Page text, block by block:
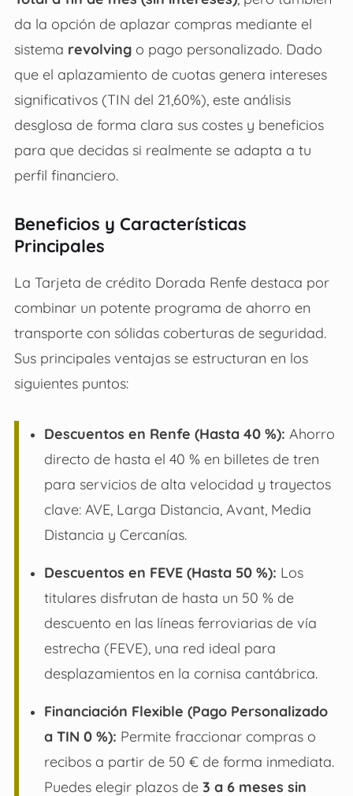
da la opción de aplazar compras mediante el
sistema revolvingo pago personalizado. Dado
que el aplazamiento de cuotas genera intereses
significativos (TIN del 21,60%), este análisis
desglosa de forma clara sus costes y beneficios
para que decidas si realmente se adapta a tu
perfil financiero.
Beneficios y Características
Principales
La Tarjeta de crédito Dorada Renfe destaca por
combinar un potente programa de ahorro en
transporte con sólidas coberturas de seguridad.
Sus principales ventajas se estructuran en los
siguientes puntos:
Descuentos en Renfe (Hasta 40 %): Ahorro
directo de hasta el 40 % en billetes de tren
para servicios de alta velocidad y trayectos
clave: AVE, Larga Distancia, Avant, Media
Distancia y Cercanías.
Descuentos en FEVE (Hasta 50 %): Los
titulares disfrutan de hasta un 50 % de
descuento en las líneas ferroviarias de vía
estrecha (FEVE), una red ideal para
desplazamientos en la cornisa cantábrica.
Financiación Flexible (Pago Personalizado
a TIN 0 %): Permite fraccionar compras o
recibos a partir de 50 € de forma inmediata.
Puedes elegir plazos de 3 a 6 meses sin